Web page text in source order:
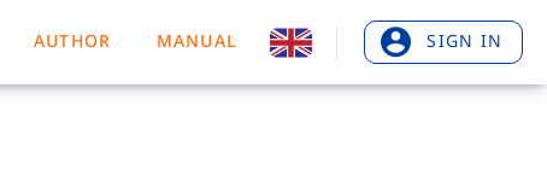
AUTHOR MANUAL SIGN IN